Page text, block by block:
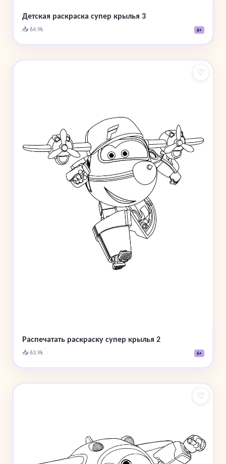
Детская раскраска супер крылья 3
📥 64.9k 6+
♡
Распечатать раскраску супер крылья 2
📥 63.9k 6+
♡